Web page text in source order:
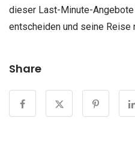
dieser Last-Minute-
entscheiden und seine Reise
Share